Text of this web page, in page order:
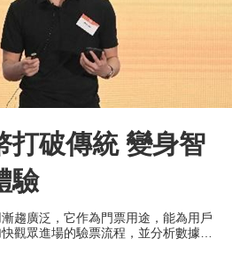
打破傳統 變身智
驗
趨廣泛，它作為門票用途，能為用戶
觀眾進場的驗票流程，並分析數據，